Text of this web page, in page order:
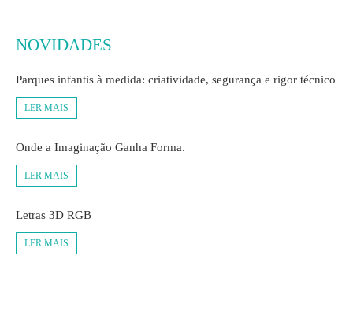
NOVIDADES
Parques infantis à medida: criatividade, segurança e rigor técnico
LER MAIS
Onde a Imaginação Ganha Forma.
LER MAIS
Letras 3D RGB
LER MAIS